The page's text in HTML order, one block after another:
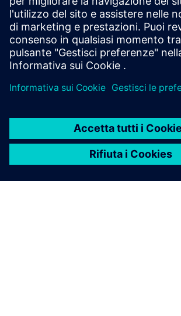
and how to shorten product lifecycles
Simulate VC Lite software. Learn more.